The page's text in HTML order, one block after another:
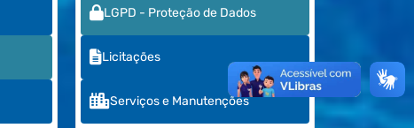
LGPD - Proteção de Dados
Licitações
Serviços e Manutenções